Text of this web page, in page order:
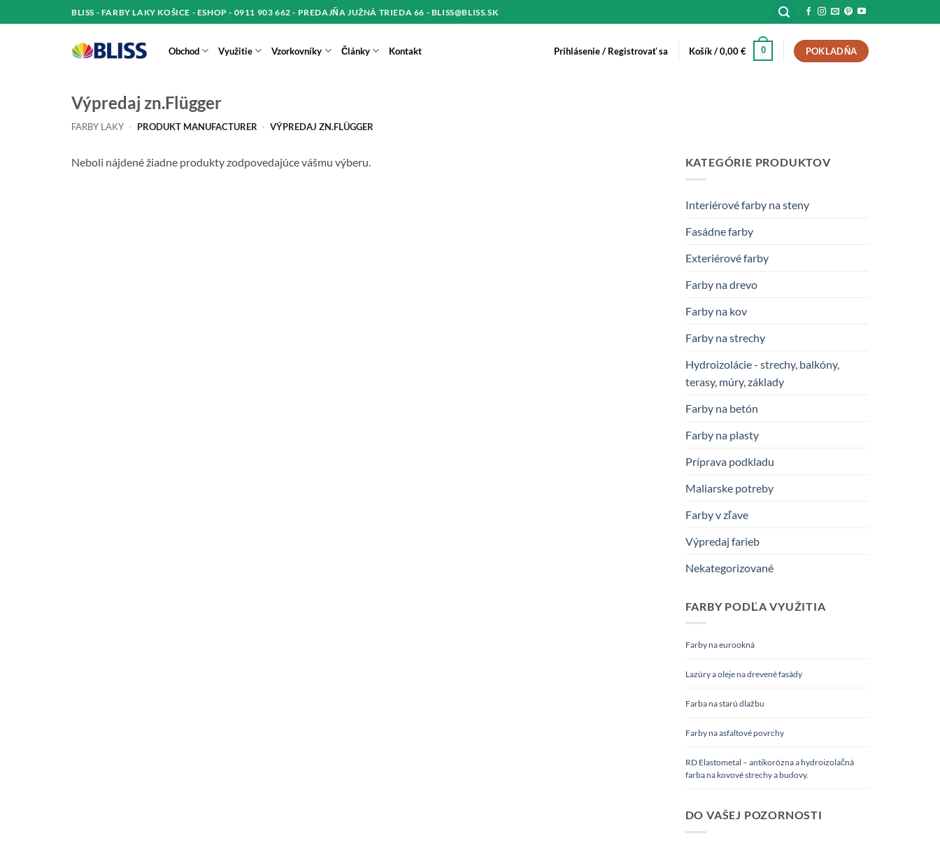
to
BLISS - FARBY LAKY KOŠICE - ESHOP - 0911 903 662 - PREDAJŇA JUŽNÁ TRIEDA 66 - BLISS@BLISS.SK
Obchod Využitie Vzorkovníky Články Kontakt Prihlásenie / Registrovať sa Košík /0,00€ 0 POKLADŇA
Výpredaj zn.Flügger
FARBY LAKY - PRODUKT MANUFACTURER - VÝPREDAJ ZN.FLÜGGER
Neboli nájdené žiadne produkty zodpovedajúce vášmu výberu. KATEGÓRIE PRODUKTOV
Interiérové farby na steny
Fasádne farby
Exteriérové farby
Farby na drevo
Farby na kov
Farby na strechy
Hydroizolácie - strechy, balkóny,
terasy, múry, základy
Farby na betón
Farby na plasty
Príprava podkladu
Maliarske potreby
Farby v zľave
Výpredaj farieb
Nekategorizované
FARBY PODĽA VYUŽITIA
Farby na eurookná
Lazúry a oleje na drevené fasády
Farba na starú dlažbu
Farby na asfaltové povrchy
RD Elastometal – antikorózna a hydroizolačná
farba na kovové strechy a budovy.
DO VAŠEJ POZORNOSTI